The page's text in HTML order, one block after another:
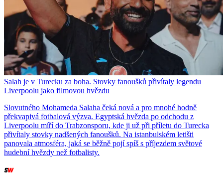
Salah je v Turecku za boha. Stovky fanoušků přivítaly legendu
Liverpoolu jako filmovou hvězdu
Slovutného Mohameda Salaha čeká nová a pro mnohé hodně
překvapivá fotbalová výzva. Egyptská hvězda po odchodu z
Liverpoolu míří do Trabzonsporu, kde ji už při příletu do Turecka
přivítaly stovky nadšených fanoušků. Na istanbulském letišti
panovala atmosféra, jaká se běžně pojí spíš s příjezdem světové
hudební hvězdy než fotbalisty.